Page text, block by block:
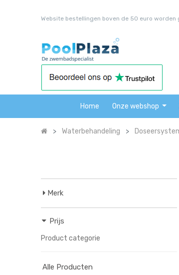
Website bestellingen boven de 50 euro worden
Home Onze webshop
Waterbehandeling
Merk
Prijs
Product categorie
Alle Producten